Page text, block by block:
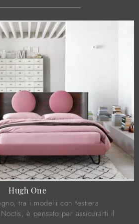
Hugh One
tra i modelli con testiera
è pensato per assicurarti il